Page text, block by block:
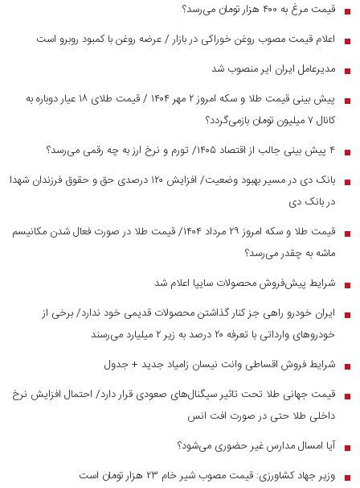
■ قیمت مرغ به ۴۰۰ هزار تومان می‌رسد؟
■ اعلام قیمت مصوب روغن خوراکی در بازار / عرضه روغن با کمبود روبرو است
■ مدیرعامل ایران ایر منصوب شد
■
پیش بینی قیمت طلا و سکه امروز ۲ مهر ۱۴۰۴ / قیمت طلای ۱۸ عیار دوباره به
کانال ۷ میلیون تومان بازمی‌گردد؟
■ ۴ پیش بینی جالب از اقتصاد ۱۴۰۵/ تورم و نرخ ارز به چه رقمی می‌رسد؟
■
بانک دی در مسیر بهبود وضعیت/ افزایش ۱۲۰ درصدی حق و حقوق فرزندان شهدا
در بانک دی
■
قیمت طلا و سکه امروز ۲۹ مرداد ۱۴۰۴/ قیمت طلا در صورت فعال شدن مکانیسم
ماشه به چقدر می‌رسد؟
■ شرایط پیش‌فروش محصولات سایپا اعلام شد
■
ایران خودرو راهی جز کنار گذاشتن محصولات قدیمی خود ندارد/ برخی از
خودرو‌های وارداتی با تعرفه ۲۰ درصد به زیر ۲ میلیارد می‌رسند
■ شرایط فروش اقساطی وانت نیسان زامیاد جدید + جدول
■ قیمت جهانی طلا تحت تاثیر سیگنال‌های صعودی قرار دارد/ احتمال افزایش نرخ
داخلی طلا حتی در صورت افت انس
■ آیا امسال مدارس غیر حضوری می‌شود؟
■ وزیر جهاد کشاورزی: قیمت مصوب شیر خام ۲۳ هزار تومان است